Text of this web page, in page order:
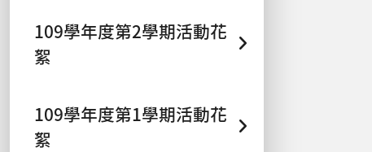
109學年度第2學期活動花
絮
109學年度第1學期活動花
絮